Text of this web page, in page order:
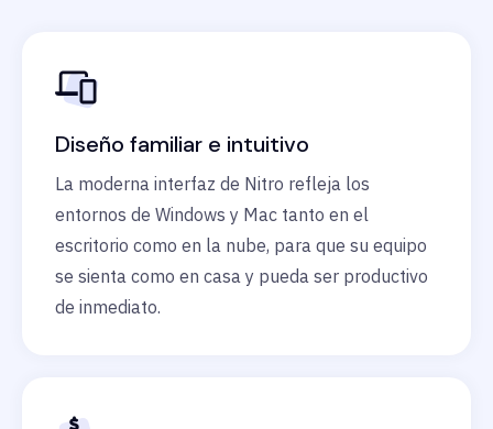
Diseño familiar e intuitivo
La moderna interfaz de Nitro refleja los
entornos de Windows y Mac tanto en el
escritorio como en la nube, para que su equipo
se sienta como en casa y pueda ser productivo
de inmediato.